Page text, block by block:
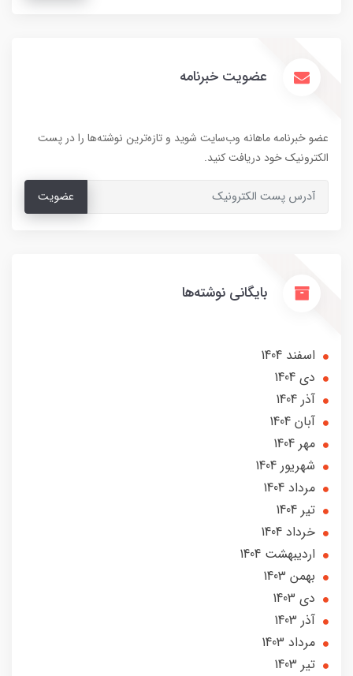
عضویت خبرنامه
عضو خبرنامه ماهانه وب‌سایت شوید و تازه‌ترین نوشته‌ها را در پست
الکترونیک خود دریافت کنید.
عضویت
بایگانی نوشته‌ها
اسفند 1404
دی 1404
آذر 1404
آبان 1404
مهر 1404
شهریور 1404
مرداد 1404
تير 1404
خرداد 1404
ارديبهشت 1404
بهمن 1403
دی 1403
آذر 1403
مرداد 1403
تير 1403